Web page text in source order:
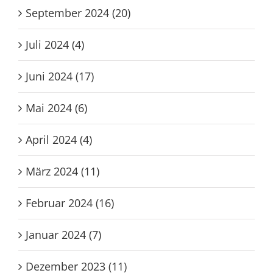
September 2024 (20)
Juli 2024 (4)
Juni 2024 (17)
Mai 2024 (6)
April 2024 (4)
März 2024 (11)
Februar 2024 (16)
Januar 2024 (7)
Dezember 2023 (11)